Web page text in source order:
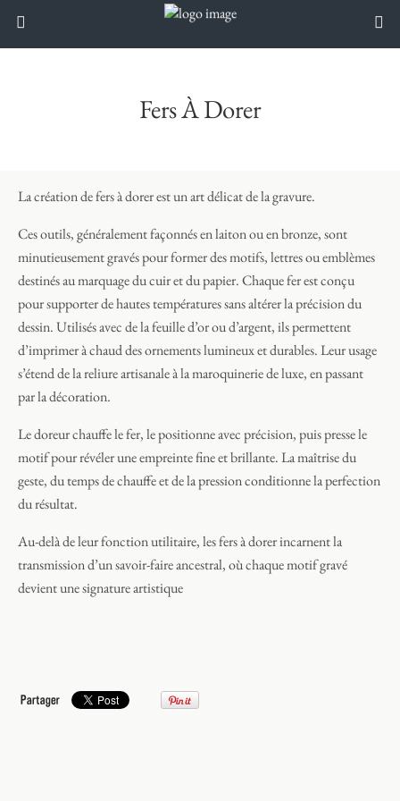
Fers À Dorer
La création de fers à dorer est un art délicat de la gravure.
Ces outils, généralement façonnés en laiton ou en bronze, sont
minutieusement gravés pour former des motifs, lettres ou emblèmes
destinés au marquage du cuir et du papier. Chaque fer est conçu
pour supporter de hautes températures sans altérer la précision du
dessin. Utilisés avec de la feuille d’or ou d’argent, ils permettent
d’imprimer à chaud des ornements lumineux et durables. Leur usage
s’étend de la reliure artisanale à la maroquinerie de luxe, en passant
par la décoration.
Le doreur chauffe le fer, le positionne avec précision, puis presse le
motif pour révéler une empreinte fine et brillante. La maîtrise du
geste, du temps de chauffe et de la pression conditionne la perfection
du résultat.
Au-delà de leur fonction utilitaire, les fers à dorer incarnent la
transmission d’un savoir-faire ancestral, où chaque motif gravé
devient une signature artistique